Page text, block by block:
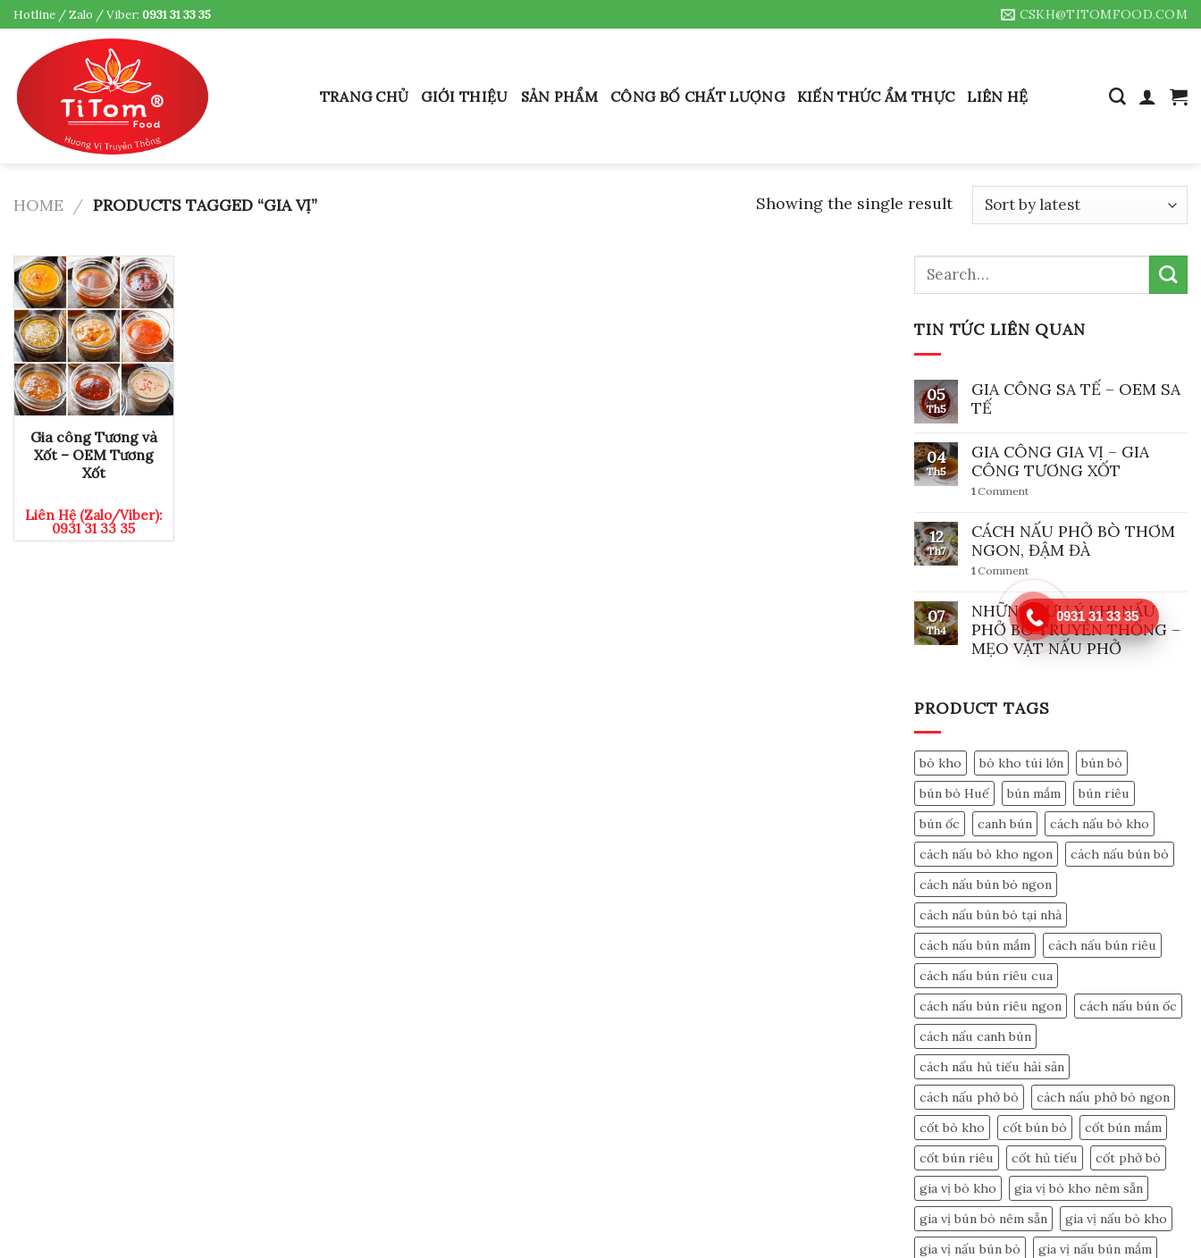
Skip
content
Hotline / Zalo / Viber: 0931 31 33 35 CSKH@TITOMFOOD.COM
TRANG CHỦ GIỚI THIỆU SẢN PHẨM CÔNG BỐ CHẤT LƯỢNG KIẾN THỨC ẨM THỰC LIÊN HỆ
HOME / PRODUCTS TAGGED “GIA VỊ” Showing the single result
Gia công Tương và
Xốt – OEM Tương
Xốt
Liên Hệ (Zalo/Viber):
0931 31 33 35
Search
TIN TỨC LIÊN QUAN
05
Th5
GIA CÔNG SA TẾ – OEM SA
TẾ
04
Th5
GIA CÔNG GIA VỊ – GIA
CÔNG TƯƠNG XỐT
1Comment
12
Th7
CÁCH NẤU PHỞ BÒ THƠM
NGON, ĐẬM ĐÀ
1Comment
07
Th4
NHỮNG LƯU Ý KHI NẤU
PHỞ BÒ TRUYỀN THỐNG –
MẸO VẶT NẤU PHỞ
PRODUCT TAGS
bò kho bò kho túi lớn
bún bò
bún bò Huế
bún mắm
bún riêu
bún ốc
canh bún
cách nấu bò kho
cách nấu bò kho ngon
cách nấu bún bò
cách nấu bún bò ngon
cách nấu bún bò tại nhà
cách nấu bún mắm
cách nấu bún riêu
cách nấu bún riêu cua
cách nấu bún riêu ngon
cách nấu bún ốc
cách nấu canh bún
cách nấu hủ tiếu hải sản
cách nấu phở bò
cách nấu phở bò ngon
cốt bò kho
cốt bún bò
cốt bún mắm
cốt bún riêu
cốt hủ tiếu
cốt phở bò
gia vị bò kho
gia vị bò kho nêm sẵn
gia vị bún bò nêm sẵn
gia vị nấu bò kho
gia vị nấu bún bò
gia vị nấu bún mắm
0931 31 33 35